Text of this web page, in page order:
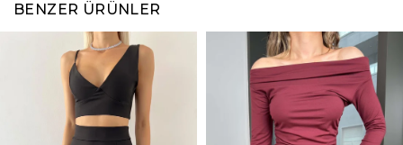
BENZER ÜRÜNLER